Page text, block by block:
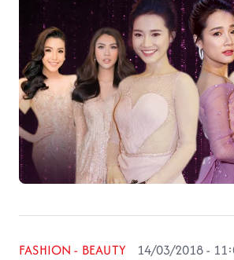
FASHION - BEAUTY 14/03/2018 -